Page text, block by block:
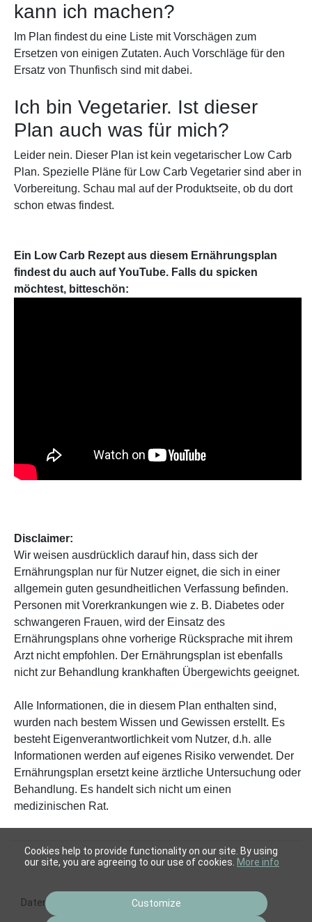
kann ich machen?
Im Plan findest du eine Liste mit Vorschägen zum
Ersetzen von einigen Zutaten. Auch Vorschläge für den
Ersatz von Thunfisch sind mit dabei.
Ich bin Vegetarier. Ist dieser
Plan auch was für mich?
Leider nein. Dieser Plan ist kein vegetarischer Low Carb
Plan. Spezielle Pläne für Low Carb Vegetarier sind aber in
Vorbereitung. Schau mal auf der Produktseite, ob du dort
schon etwas findest.
Ein Low Carb Rezept aus diesem Ernährungsplan
findest du auch auf YouTube. Falls du spicken
möchtest, bitteschön:
Disclaimer:
Wir weisen ausdrücklich darauf hin, dass sich der
Ernährungsplan nur für Nutzer eignet, die sich in einer
allgemein guten gesundheitlichen Verfassung befinden.
Personen mit Vorerkrankungen wie z. B. Diabetes oder
schwangeren Frauen, wird der Einsatz des
Ernährungsplans ohne vorherige Rücksprache mit ihrem
Arzt nicht empfohlen. Der Ernährungsplan ist ebenfalls
nicht zur Behandlung krankhaften Übergewichts geeignet.
Alle Informationen, die in diesem Plan enthalten sind,
wurden nach bestem Wissen und Gewissen erstellt. Es
besteht Eigenverantwortlichkeit vom Nutzer, d.h. alle
Informationen werden auf eigenes Risiko verwendet. Der
Ernährungsplan ersetzt keine ärztliche Untersuchung oder
Behandlung. Es handelt sich nicht um einen
medizinischen Rat.
Datenschutz Impressum AGB
Cookies help to provide functionality on our site. By using
our site, you are agreeing to our use of cookies. More info
Customize